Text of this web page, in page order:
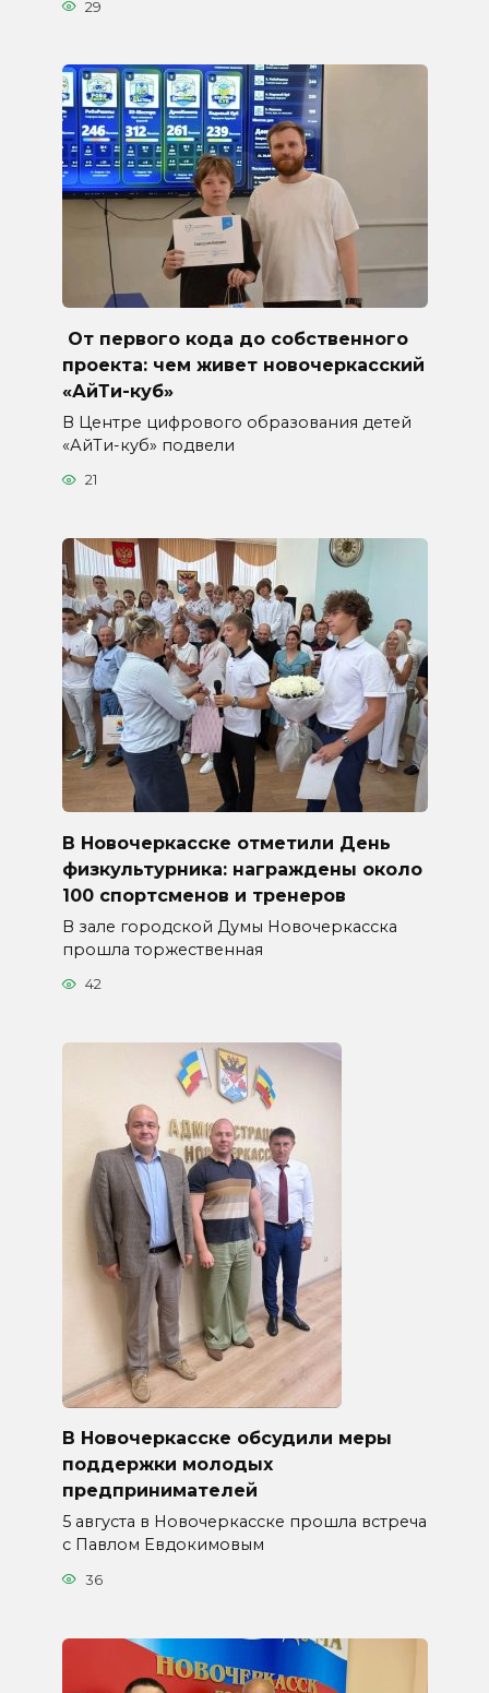
29
От первого кода до собственного
проекта: чем живет новочеркасский
«АйТи-куб»
В Центре цифрового образования детей
«АйТи-куб» подвели
21
В Новочеркасске отметили День
физкультурника: награждены около
100 спортсменов и тренеров
В зале городской Думы Новочеркасска
прошла торжественная
42
В Новочеркасске обсудили меры
поддержки молодых
предпринимателей
5 августа в Новочеркасске прошла встреча
с Павлом Евдокимовым
36